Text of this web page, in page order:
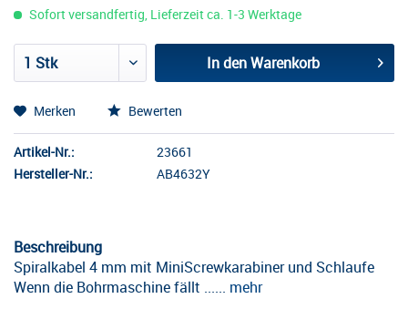
Sofort versandfertig, Lieferzeit ca. 1-3 Werktage
In denWarenkorb
Merken Bewerten
Artikel-Nr.:
23661
Hersteller-Nr.:
AB4632Y
Beschreibung
Spiralkabel 4 mm mit MiniScrewkarabiner und Schlaufe
Wenn die Bohrmaschine fällt ...... mehr